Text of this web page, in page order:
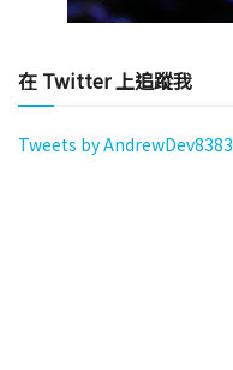
在 Twitter 上追蹤我
Tweets by AndrewDev8383